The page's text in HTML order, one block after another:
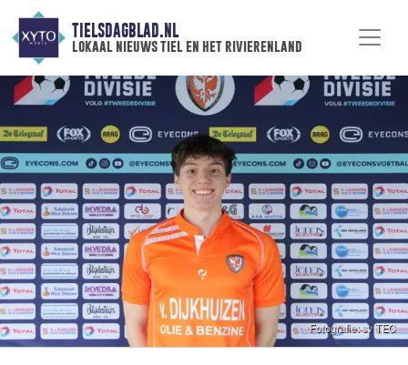
TIELSDAGBLAD.NL
lokaal nieuws tiel en het rivierenland